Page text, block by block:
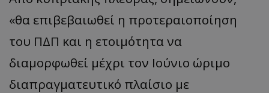
«θα επιβεβαιωθεί η προτεραιοποίηση
του ΠΔΠ και η ετοιμότητα να
διαμορφωθεί μέχρι τον Ιούνιο ώριμο
διαπραγματευτικό πλαίσιο με